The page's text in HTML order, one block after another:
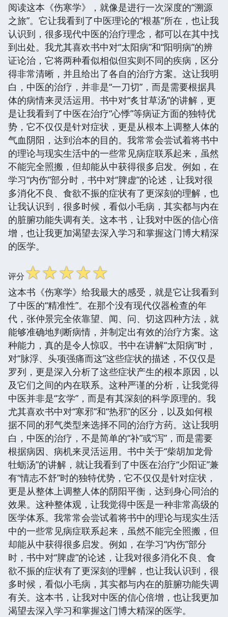
阅读这本《伤寒学》，就像是进行一次深度的“溯源
之旅”。它让我看到了中医理论的“根基”所在，也让我
认识到，很多现代中医的治疗理念，都可以在其中找
到出处。我尤其喜欢书中对“太阳病”和“阳明病”的辨
证论治，它将两种看似相似但实则不同的疾病，区分
得非常清晰，并且给出了各自的治疗方案。这让我明
白，中医的治疗，并非是“一刀切”，而是需要根据具
体的病情来灵活运用。书中对“炙甘草汤”的讲解，更
是让我看到了中医在治疗“心悸”等病证方面的独特优
势，它不仅仅是针对症状，更是从根本上调整人体的
气血阴阳，达到治本的目的。我常常会尝试着将书中
的理论与现实生活中的一些常见病症联系起来，虽然
不能完全照搬，但却能从中获得很多启发。例如，在
学习“内伤”部分时，书中对“脾虚”的论述，让我对很
多消化不良、食欲不振的症状有了更深刻的理解，也
让我认识到，很多时候，看似小毛病，其实都与内在
的脏腑功能失调有关。这本书，让我对中医的信心倍
增，也让我更加渴望去深入学习和掌握这门博大精深
的医学。
评分☆☆☆☆☆
这本书《伤寒学》给我最大的感受，就是它让我看到
了中医的“精准性”。在那个没有现代仪器检查的年
代，张仲景完全依靠望、闻、问、切这四种方法，就
能够准确地判断病情，并制定出有效的治疗方案。这
种能力，真的是令人惊叹。书中在讲解“太阳病”时，
对“脉浮、头项强痛而这”这些症状的描述，不仅仅是
罗列，更是深入分析了这些症状产生的根本原因，以
及它们之间的内在联系。这种严谨的分析，让我觉得
中医并非是“玄学”，而是有其深刻的科学原理的。我
尤其喜欢书中对“寒邪”和“热邪”的区分，以及如何根
据不同的邪气类型来选择不同的治疗方药。这让我明
白，中医的治疗，不是简单的“补”或“泻”，而是需要
根据病因、病机来灵活运用。书中关于“柴胡加龙骨
牡蛎汤”的讲解，就让我看到了中医在治疗“少阳证”兼
有“情志不舒”时的独特优势，它不仅仅是针对症状，
更是从整体上调整人体的阴阳平衡，达到身心同治的
效果。这种整体观，让我觉得中医是一种非常高级的
医学体系。我常常会尝试着将书中的理论与现实生活
中的一些常见病症联系起来，虽然不能完全照搬，但
却能从中获得很多启发。例如，在学习“内伤”部分
时，书中对“脾虚”的论述，让我对很多消化不良、食
欲不振的症状有了更深刻的理解，也让我认识到，很
多时候，看似小毛病，其实都与内在的脏腑功能失调
有关。这本书，让我对中医的信心倍增，也让我更加
渴望去深入学习和掌握这门博大精深的医学。